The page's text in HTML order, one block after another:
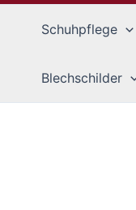
Schuhpflege
Blechschilder